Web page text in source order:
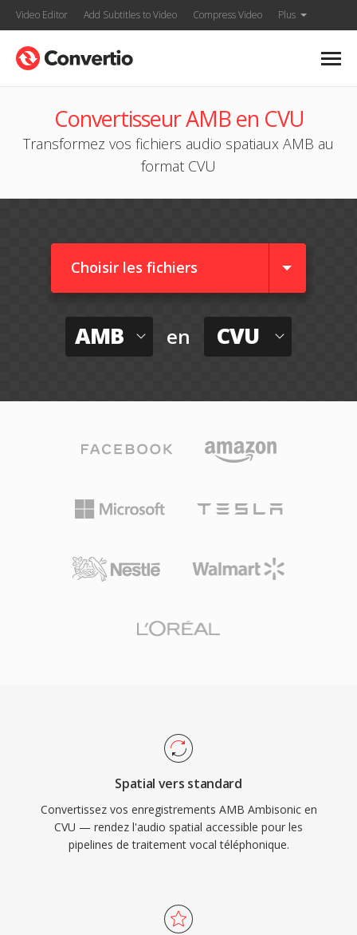
Video Editor Add Subtitles to Video Compress Video Plus
Convertisseur AMB en CVU
Transformez vos fichiers audio spatiaux AMB au
format CVU
Choisir les fichiers
AMB en CVU
Spatial vers standard
Convertissez vos enregistrements AMB Ambisonic en
CVU — rendez l'audio spatial accessible pour les
pipelines de traitement vocal téléphonique.